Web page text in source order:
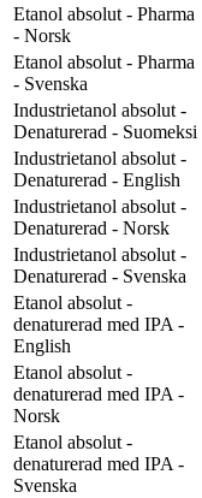
Etanol absolut - Pharma
- Norsk
Etanol absolut - Pharma
- Svenska
Industrietanol absolut -
Denaturerad - Suomeksi
Industrietanol absolut -
Denaturerad - English
Industrietanol absolut -
Denaturerad - Norsk
Industrietanol absolut -
Denaturerad - Svenska
Etanol absolut -
denaturerad med IPA -
English
Etanol absolut -
denaturerad med IPA -
Norsk
Etanol absolut -
denaturerad med IPA -
Svenska